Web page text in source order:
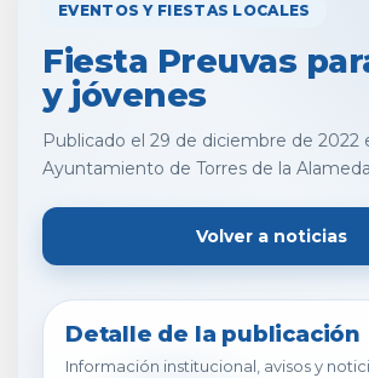
EVENTOS Y FIESTAS LOCALES
Fiesta Preuvas
y jóvenes
Publicado el 29 de diciembre de 2022
Ayuntamiento de Torres de la
Volver a noticias
Detalle de la publicación
Información institucional, avisos y